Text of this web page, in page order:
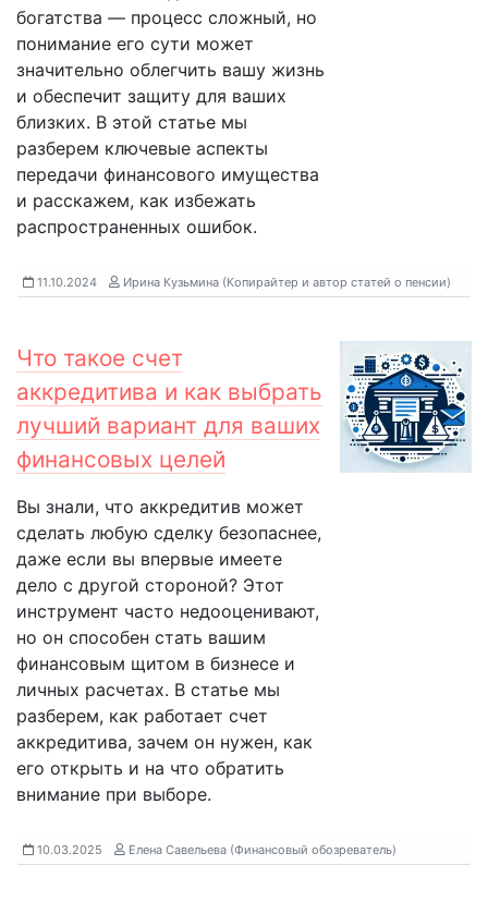
богатства — процесс сложный, но
понимание его сути может
значительно облегчить вашу жизнь
и обеспечит защиту для ваших
близких. В этой статье мы
разберем ключевые аспекты
передачи финансового имущества
и расскажем, как избежать
распространенных ошибок.
11.10.2024 Ирина Кузьмина (Копирайтер и автор статей о пенсии)
Что такое счет
аккредитива и как выбрать
лучший вариант для ваших
финансовых целей
Вы знали, что аккредитив может
сделать любую сделку безопаснее,
даже если вы впервые имеете
дело с другой стороной? Этот
инструмент часто недооценивают,
но он способен стать вашим
финансовым щитом в бизнесе и
личных расчетах. В статье мы
разберем, как работает счет
аккредитива, зачем он нужен, как
его открыть и на что обратить
внимание при выборе.
10.03.2025 Елена Савельева (Финансовый обозреватель)